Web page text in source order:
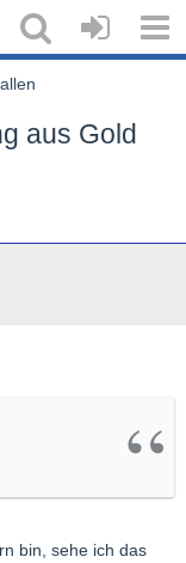
aus Gold
bin, sehe ich das